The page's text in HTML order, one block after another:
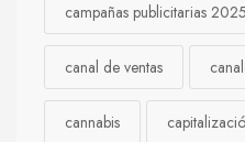
campañas publicitarias 2025
canal de ventas
cannabis